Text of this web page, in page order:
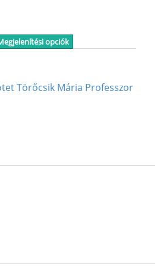
opciók
Törőcsik Mária Professzor